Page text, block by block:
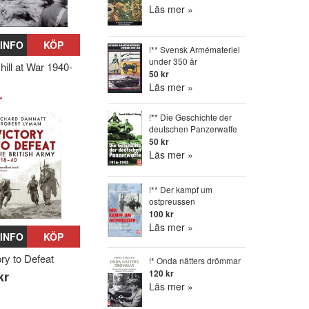
KÖP
at War 1940-
KÖP
to Defeat
Läs mer »
!** Svensk Armémateriel
under 350 år
50 kr
Läs mer »
!** Die Geschichte der
deutschen Panzerwaffe
50 kr
Läs mer »
!** Der kampf um
ostpreussen
100 kr
Läs mer »
!* Onda nätters drömmar
120 kr
Läs mer »